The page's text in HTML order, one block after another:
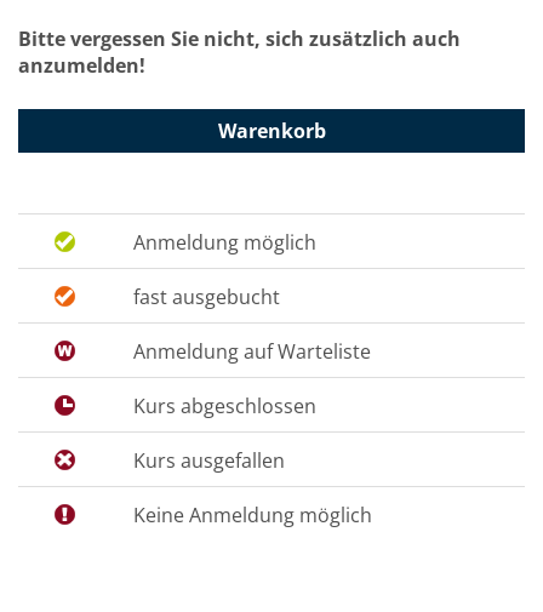
Bitte vergessen Sie nicht, sich zusätzlich auch
anzumelden!
Warenkorb
Anmeldung möglich
fast ausgebucht
Anmeldung auf Warteliste
Kurs abgeschlossen
Kurs ausgefallen
Keine Anmeldung möglich